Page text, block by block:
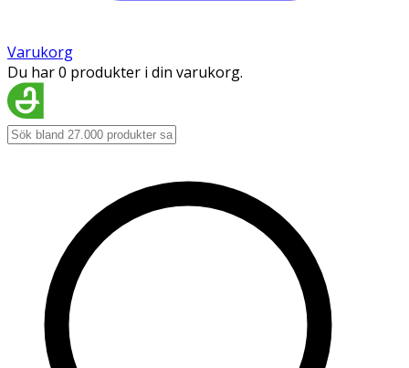
Varukorg
Du har 0 produkter i din varukorg.